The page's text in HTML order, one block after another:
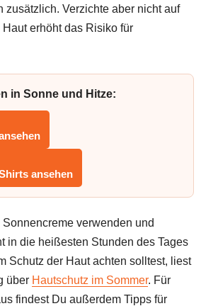
zusätzlich. Verzichte aber nicht auf
erhöht das Risiko für
in Sonne und Hitze:
ansehen
verwenden und
in die heißesten Stunden des Tages
Schutz der Haut achten solltest, liest
über Hautschutz im Sommer. Für
findest Du außerdem Tipps für